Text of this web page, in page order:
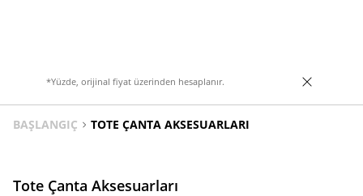
*Yüzde, orijinal fiyat üzerinden hesaplanır.
BAŞLANGIÇ TOTE ÇANTA AKSESUARLARI
Tote Çanta Aksesuarları